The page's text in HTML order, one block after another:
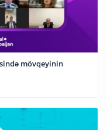
mövqeyinin